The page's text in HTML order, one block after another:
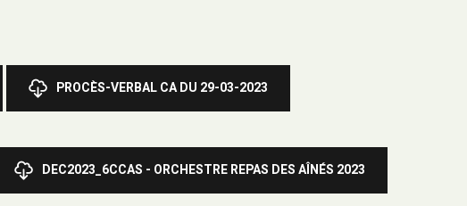
PROCÈS-VERBAL CA DU 29-03-2023
DEC2023_6CCAS - ORCHESTRE REPAS DES AÎNÉS 2023